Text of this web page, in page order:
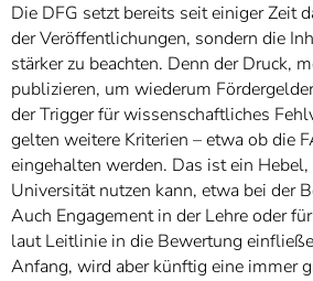
Die DFG setzt bereits seit einiger Zeit
der Veröffentlichungen, sondern die
stärker zu beachten. Denn der Druck,
publizieren, um wiederum
der Trigger für wissenschaftliches
gelten weitere Kriterien – etwa ob die
eingehalten werden. Das ist ein Hebel,
Universität nutzen kann, etwa bei der
Auch Engagement in der Lehre oder
laut Leitlinie in die Bewertung
Anfang, wird aber künftig eine immer